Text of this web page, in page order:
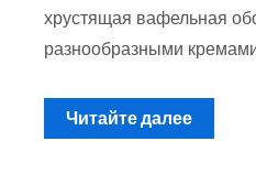
хрустящая вафельная
разнообразными
Читайте далее